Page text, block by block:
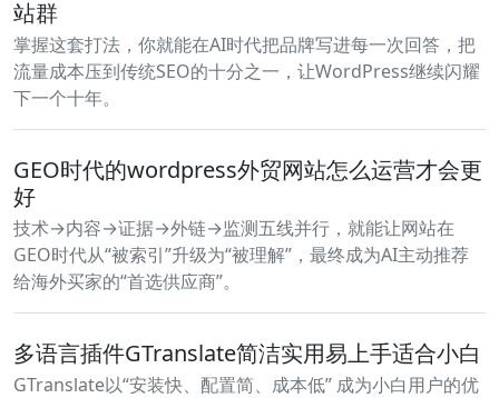
站群
掌握这套打法，你就能在AI时代把品牌写进每一次回答，把
流量成本压到传统SEO的十分之一，让WordPress继续闪耀
下一个十年。
GEO时代的wordpress外贸网站怎么运营才会更
好
技术→内容→证据→外链→监测五线并行，就能让网站在
GEO时代从“被索引”升级为“被理解”，最终成为AI主动推荐
给海外买家的“首选供应商”。
多语言插件GTranslate简洁实用易上手适合小白
GTranslate以“安装快、配置简、成本低” 成为小白用户的优